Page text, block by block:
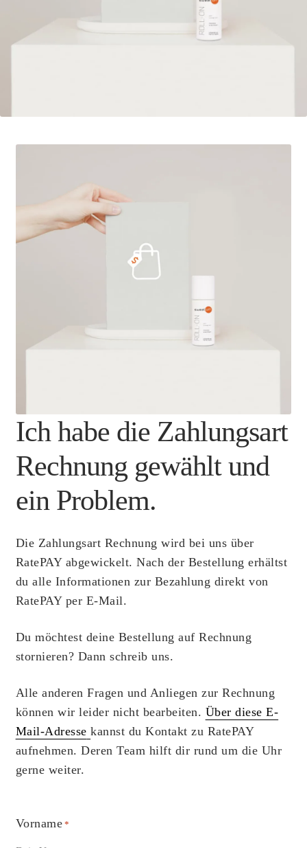
Ich habe die Zahlungsart
Rechnung gewählt und
ein Problem.
Die Zahlungsart Rechnung wird bei uns über
RatePAY abgewickelt. Nach der Bestellung erhältst
du alle Informationen zur Bezahlung direkt von
RatePAY per E-Mail.
Du möchtest deine Bestellung auf Rechnung
stornieren? Dann schreib uns.
Alle anderen Fragen und Anliegen zur Rechnung
können wir leider nicht bearbeiten. Über diese E-
Mail-Adresse kannst du Kontakt zu RatePAY
aufnehmen. Deren Team hilft dir rund um die Uhr
gerne weiter.
Vorname *